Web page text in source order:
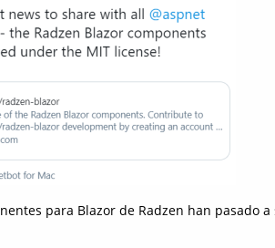
para Blazor de Radzen han pasado a